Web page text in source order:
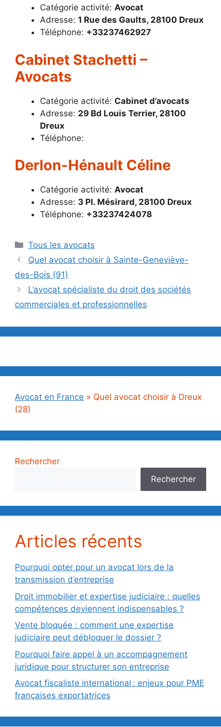
Catégorie activité: Avocat
Adresse: 1 Rue des Gaults, 28100 Dreux
Téléphone: +33237462927
Cabinet Stachetti –
Avocats
Catégorie activité: Cabinet d’avocats
Adresse: 29 Bd Louis Terrier, 28100
Dreux
Téléphone:
Derlon-Hénault Céline
Catégorie activité: Avocat
Adresse: 3 Pl. Mésirard, 28100 Dreux
Téléphone: +33237424078
Catégories
Tous les avocats
Quel avocat choisir à Sainte-Geneviève-
des-Bois (91)
L’avocat spécialiste du droit des sociétés
commerciales et professionnelles
Avocat en France » Quel avocat choisir à Dreux
(28)
Rechercher
Rechercher
Articles récents
Pourquoi opter pour un avocat lors de la
transmission d’entreprise
Droit immobilier et expertise judiciaire : quelles
compétences deviennent indispensables ?
Vente bloquée : comment une expertise
judiciaire peut débloquer le dossier ?
Pourquoi faire appel à un accompagnement
juridique pour structurer son entreprise
Avocat fiscaliste international : enjeux pour PME
françaises exportatrices